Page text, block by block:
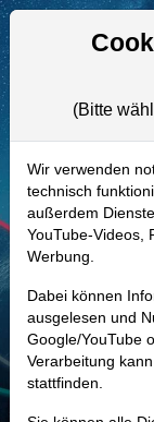
A12FMV |
Aktie
Realtime-
- - -
-
(Bitte
Wir verwenden
technisch
außerdem
YouTube-Videos,
Werbung.
Dabei können
ausgelesen und
Google/YouTube
Verarbeitung
stattfinden.